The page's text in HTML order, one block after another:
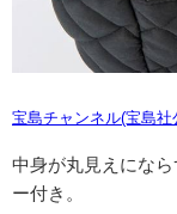
宝島チャンネル(宝島社
中身が丸見えにな
ー付き。